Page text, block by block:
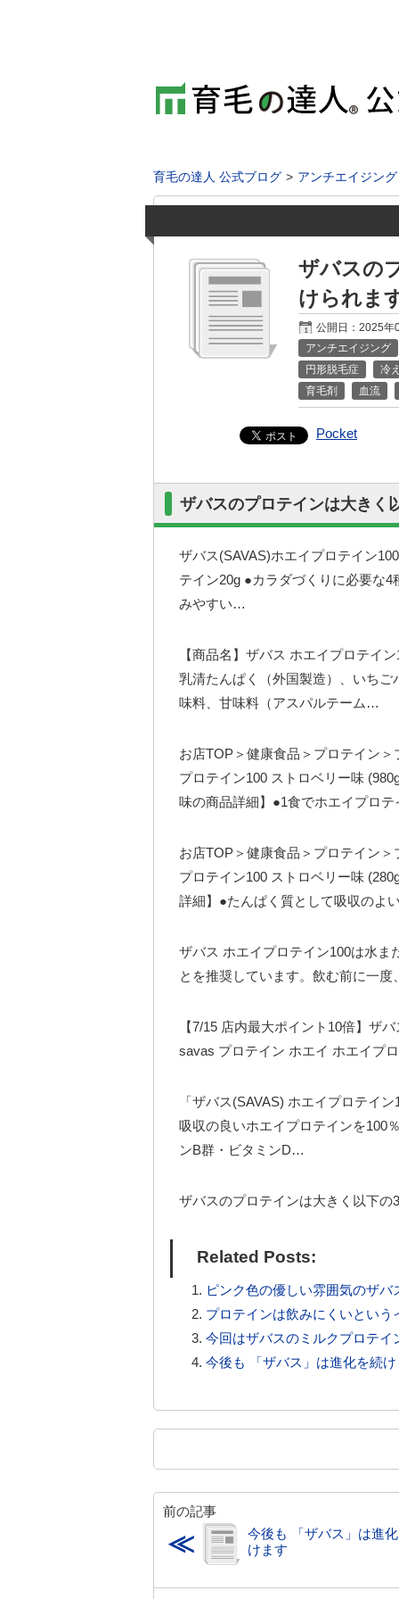
育毛の達人 公式ブログ アンチエイジング
ザバスの
けられま
公開日：2025年
アンチエイジング
円形脱毛症
冷
育毛剤
血流
Pocket
ザバスのプロテインは大きく
ザバス(SAVAS)ホエイプロテイン
テイン20g ●カラダづくりに必要な
みやすい…
【商品名】ザバス ホエイプロテイ
乳清たんぱく（外国製造）、いち
味料、甘味料（アスパルテーム…
お店TOP＞健康食品＞プロテイン
プロテイン100 ストロベリー味
味の商品詳細】●1食でホエイプロ
お店TOP＞健康食品＞プロテイン
プロテイン100 ストロベリー味
詳細】●たんぱく質として吸収のよ
ザバス ホエイプロテイン100は水ま
とを推奨しています。飲む前に一
【7/15 店内最大ポイント10倍】ザ
savas プロテイン ホエイ ホエイプ
「ザバス(SAVAS) ホエイプロテイ
吸収の良いホエイプロテインを100
ンB群・ビタミンD…
ザバスのプロテインは大きく以下の
Related Posts:
ピンク色の優しい雰囲気のザ
プロテインは飲みにくいとい
今回はザバスのミルクプロテイ
今後も 「ザバス」は進化を続
前の記事
≪
今後も 「ザバス」は進
けます